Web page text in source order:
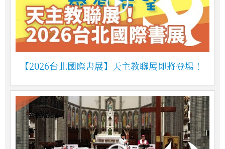
【2026台北國際書展】天主教聯展即將登場！